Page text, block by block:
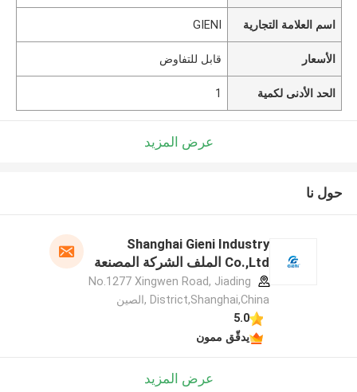
اسم العلامة التجارية GIENI
الأسعار قابل للتفاوض
الحد الأدنى لكمية 1
عرض المزيد
حول نا
Shanghai Gieni Industry
Co.,Ltd الملف الشركة المصنعة
No.1277 Xingwen Road, Jiading
District,Shanghai,China ,الصين
5.0
يدقّق ممون
عرض المزيد